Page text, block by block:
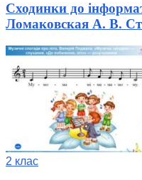
Сходинки до
Ломаковская А. В.
2 клас